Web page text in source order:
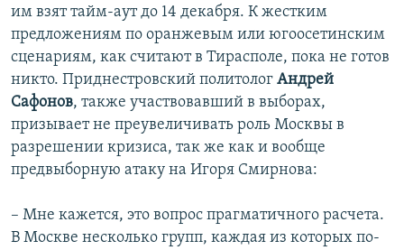
им взят тайм-аут до 14 декабря. К жестким
предложениям по оранжевым или югоосетинским
сценариям, как считают в Тирасполе, пока не готов
никто. Приднестровский политолог Андрей
Сафонов, также участвовавший в выборах,
призывает не преувеличивать роль Москвы в
разрешении кризиса, так же как и вообще
предвыборную атаку на Игоря Смирнова:
– Мне кажется, это вопрос прагматичного расчета.
В Москве несколько групп, каждая из которых по-